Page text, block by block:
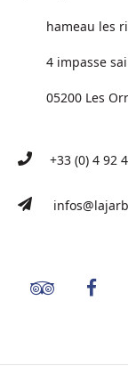
hameau les
4 impasse
05200 Les
+33 (0) 4 92